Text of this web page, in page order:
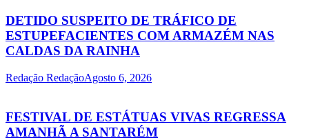
DETIDO SUSPEITO DE TRÁFICO DE
ESTUPEFACIENTES COM ARMAZÉM NAS
CALDAS DA RAINHA
Redação RedaçãoAgosto 6, 2026
FESTIVAL DE ESTÁTUAS VIVAS REGRESSA
AMANHÃ A SANTARÉM